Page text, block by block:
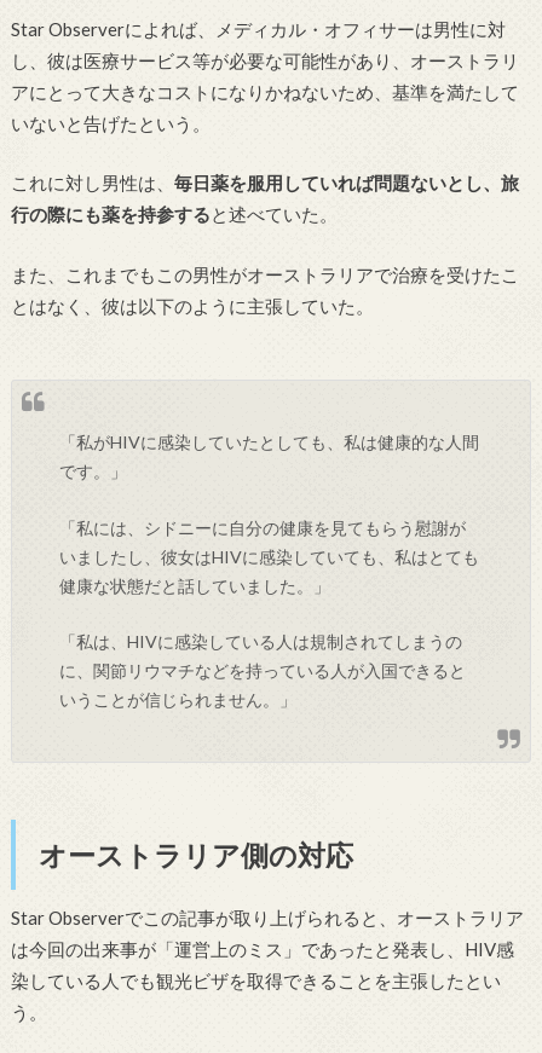
Star Observerによれば、メディカル・オフィサーは男性に対
し、彼は医療サービス等が必要な可能性があり、オーストラリ
アにとって大きなコストになりかねないため、基準を満たして
いないと告げたという。
これに対し男性は、 毎日薬を服用していれば問題ないとし、旅
行の際にも薬を持参すると述べていた。
また、これまでもこの男性がオーストラリアで治療を受けたこ
とはなく、彼は以下のように主張していた。
「私がHIVに感染していたとしても、私は健康的な人間
です。」
「私には、シドニーに自分の健康を見てもらう慰謝が
いましたし、彼女はHIVに感染していても、私はとても
健康な状態だと話していました。」
「私は、HIVに感染している人は規制されてしまうの
に、関節リウマチなどを持っている人が入国できると
いうことが信じられません。」
オーストラリア側の対応
Star Observerでこの記事が取り上げられると、オーストラリア
は今回の出来事が「運営上のミス」であったと発表し、HIV感
染している人でも観光ビザを取得できることを主張したとい
う。